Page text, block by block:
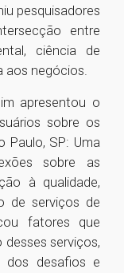
pesquisadores
entre
ciência de
aos negócios.
apresentou o
sobre os
Paulo, SP: Uma
sobre as
à qualidade,
de serviços de
fatores que
serviços,
dos desafios e